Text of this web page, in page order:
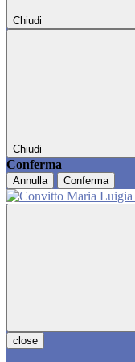
Chiudi
Chiudi
Conferma
Annulla Conferma
close